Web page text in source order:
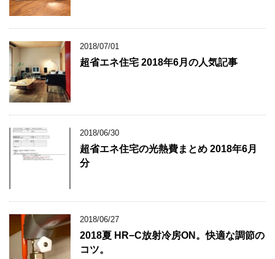
2018/07/01
超省エネ住宅 2018年6月の人気記事
2018/06/30
超省エネ住宅の光熱費まとめ 2018年6月
分
2018/06/27
2018夏 HR−C放射冷房ON。快適な調節の
コツ。